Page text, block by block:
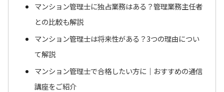
マンション管理士に独占業務はある？管理業務主任者
との比較も解説
マンション管理士は将来性がある？3つの理由につい
て解説
マンション管理士で合格したい方に｜おすすめの通信
講座をご紹介